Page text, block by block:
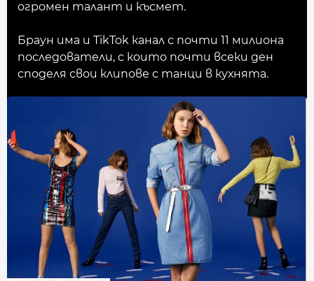
огромен талант и късмет.
Браун има и TikTok канал с почти 11 милиона
последователи, с които почти всеки ден
споделя свои клипове с танци в кухнята.